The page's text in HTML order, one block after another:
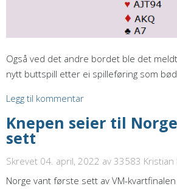
Også ved det andre bordet ble det
nytt buttspill etter ei spilleføring som
Legg til kommentar
Knepen seier til
sett
Skrevet 04. april, 2022 av 33583 Kristian
Norge vant første sett av VM-